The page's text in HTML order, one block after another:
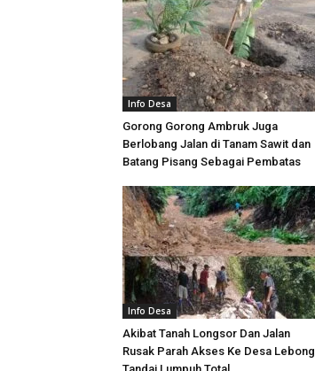
Info Desa
Gorong Gorong Ambruk Juga
Berlobang Jalan di Tanam Sawit dan
Batang Pisang Sebagai Pembatas
Info Desa
Akibat Tanah Longsor Dan Jalan
Rusak Parah Akses Ke Desa Lebong